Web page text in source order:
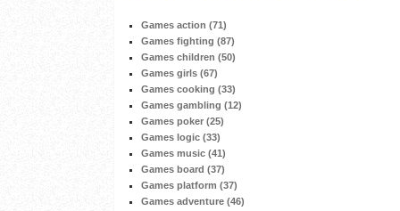
Games action (71)
Games fighting (87)
Games children (50)
Games girls (67)
Games cooking (33)
Games gambling (12)
Games poker (25)
Games logic (33)
Games music (41)
Games board (37)
Games platform (37)
Games adventure (46)